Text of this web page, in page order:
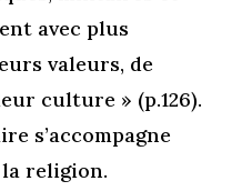
avec plus
valeurs, de
culture » (p.126).
s’accompagne
religion.